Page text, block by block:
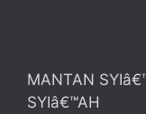
MANTAN
SYIâ€™AH